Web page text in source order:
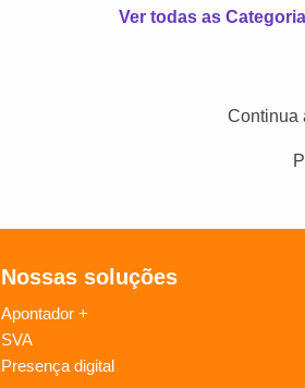
Ver todas as
Continua
Nossas soluções
Apontador +
SVA
Presença digital